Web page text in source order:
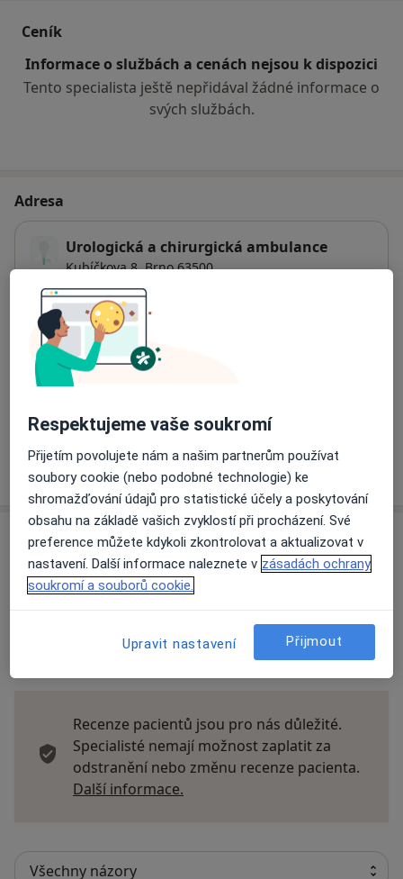
Ceník
Informace o službách a cenách nejsou k dispozici
Tento specialista ještě nepřidával žádné informace o
svých službách.
Adresa
Urologická a chirurgická ambulance
Kubíčkova 8, Brno63500
Dostupnost
Na této adrese online kalendář není aktivní
Víceo adrese
Názory
Přidejte svůj názor
Recenze pacientů jsou pro nás důležité.
Specialisté nemají možnost zaplatit za
odstranění nebo změnu recenze pacienta.
Další informace.
Respektujeme vaše soukromí
Přijetím povolujete nám a našim partnerům používat
soubory cookie (nebo podobné technologie) ke
shromažďování údajů pro statistické účely a poskytování
obsahu na základě vašich zvyklostí při procházení. Své
preference můžete kdykoli zkontrolovat a aktualizovat v
nastavení. Další informace naleznete v zásadách ochrany
soukromí a souborů cookie.
Upravit nastavení Přijmout